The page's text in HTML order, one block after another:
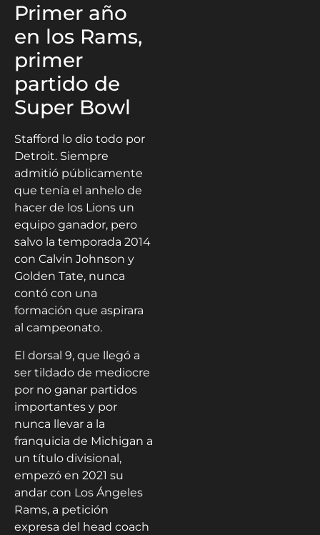
Primer año
en los Rams,
primer
partido de
Super Bowl
Stafford lo dio todo por
Detroit. Siempre
admitió públicamente
que tenía el anhelo de
hacer de los Lions un
equipo ganador, pero
salvo la temporada 2014
con Calvin Johnson y
Golden Tate, nunca
contó con una
formación que aspirara
al campeonato.
El dorsal 9, que llegó a
ser tildado de mediocre
por no ganar partidos
importantes y por
nunca llevar a la
franquicia de Michigan a
un título divisional,
empezó en 2021 su
andar con Los Ángeles
Rams, a petición
expresa del head coach